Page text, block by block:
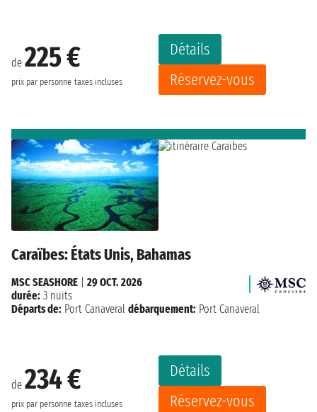
de 225 €
prix par personne taxes incluses
Détails
Réservez-vous
Caraïbes: États Unis, Bahamas
de 234 €
prix par personne taxes incluses
Détails
Réservez-vous
MSC SEASHORE
29 OCT. 2026
durée: 3 nuits
Départs de: Port Canaveral débarquement: Port Canaveral